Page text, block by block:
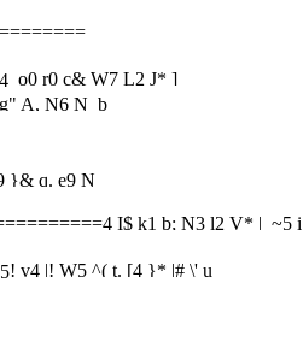
o0 r0 c& W7 L2 J* ]
A, N6 N b
}& q. e9 N
4 I$ k1 b; N3 l2 V* | ~5 i
! v4 |! W5 ^( t. [4 }* |# \' u